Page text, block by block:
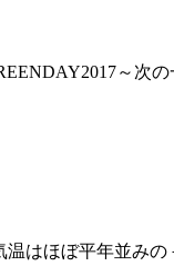
～次
温はほぼ平年並み